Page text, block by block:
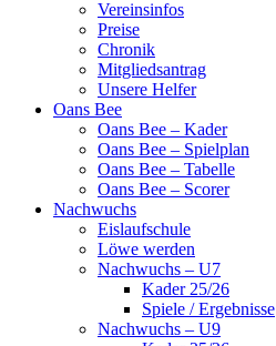
Vereinsinfos
Preise
Chronik
Mitgliedsantrag
Unsere Helfer
Oans Bee
Oans Bee – Kader
Oans Bee – Spielplan
Oans Bee – Tabelle
Oans Bee – Scorer
Nachwuchs
Eislaufschule
Löwe werden
Nachwuchs – U7
Kader 25/26
Spiele / Ergebnisse
Nachwuchs – U9